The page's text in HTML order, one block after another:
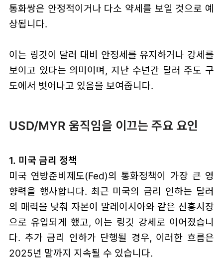
통화쌍은 안정적이거나 다소 약세를 보일 것으로 예
상됩니다.
이는 링깃이 달러 대비 안정세를 유지하거나 강세를
보이고 있다는 의미이며, 지난 수년간 달러 주도 구
도에서 벗어나고 있음을 보여줍니다.
USD/MYR 움직임을 이끄는 주요 요인
1. 미국 금리 정책
미국 연방준비제도(Fed)의 통화정책이 가장 큰 영
향력을 행사합니다. 최근 미국의 금리 인하는 달러
의 매력을 낮춰 자본이 말레이시아와 같은 신흥시장
으로 유입되게 했고, 이는 링깃 강세로 이어졌습니
다. 추가 금리 인하가 단행될 경우, 이러한 흐름은
2025년 말까지 지속될 수 있습니다.